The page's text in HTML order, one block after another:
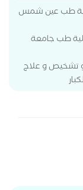
طب عين شمس
طب جامعة
و تشخيص و علاج